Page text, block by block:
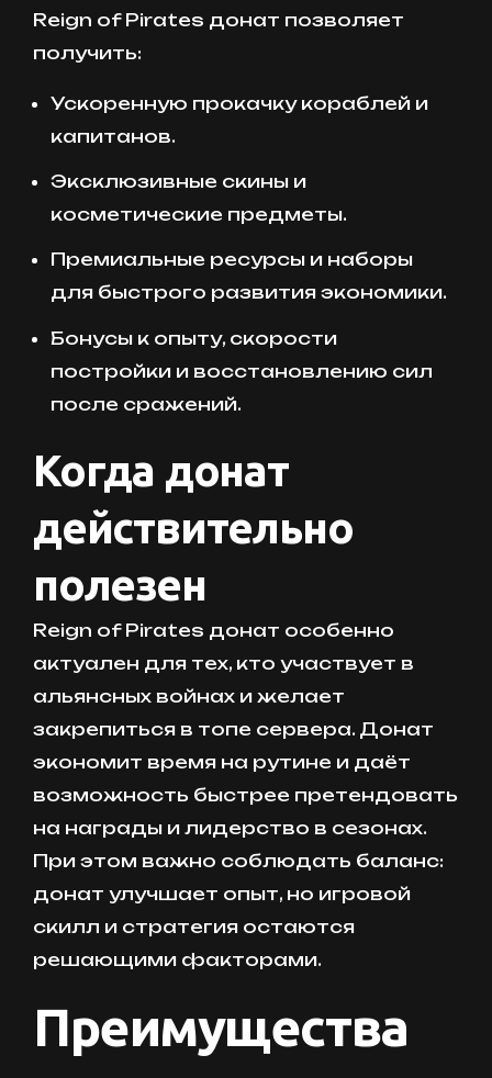
Reign of Pirates донат позволяет
получить:
Ускоренную прокачку кораблей и
капитанов.
Эксклюзивные скины и
косметические предметы.
Премиальные ресурсы и наборы
для быстрого развития экономики.
Бонусы к опыту, скорости
постройки и восстановлению сил
после сражений.
Когда донат
действительно
полезен
Reign of Pirates донат особенно
актуален для тех, кто участвует в
альянсных войнах и желает
закрепиться в топе сервера. Донат
экономит время на рутине и даёт
возможность быстрее претендовать
на награды и лидерство в сезонах.
При этом важно соблюдать баланс:
донат улучшает опыт, но игровой
скилл и стратегия остаются
решающими факторами.
Преимущества